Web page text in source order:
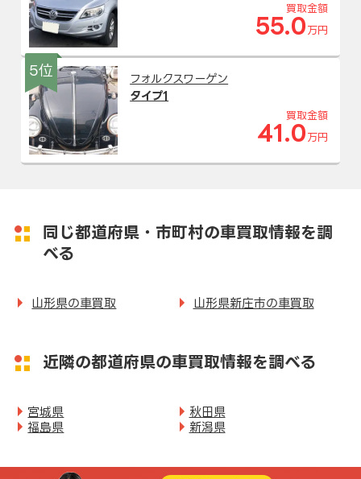
買取金額
55.0 万円
5位
フォルクスワーゲン
タイプ1
買取金額
41.0 万円
同じ都道府県・市町村の車買取情報を調
べる
山形県の車買取 山形県新庄市の車買取
近隣の都道府県の車買取情報を調べる
宮城県
秋田県
福島県
新潟県